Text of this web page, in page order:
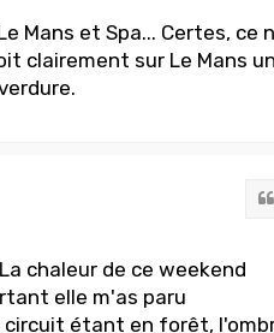
Mans et Spa... Certes, ce
clairement sur Le Mans
chaleur de ce weekend
elle m'as paru
circuit étant en forêt,